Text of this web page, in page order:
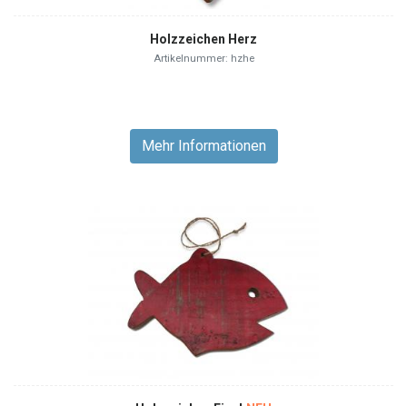
Holzzeichen Herz
Artikelnummer: hzhe
Mehr Informationen